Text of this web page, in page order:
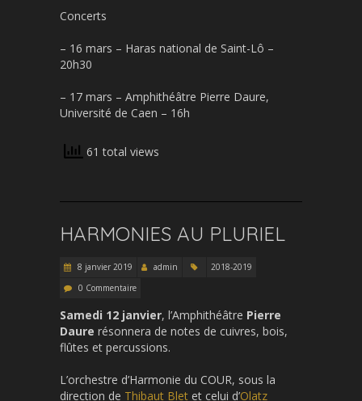
Concerts
– 16 mars – Haras national de Saint-Lô –
20h30
– 17 mars – Amphithéâtre Pierre Daure,
Université de Caen – 16h
61 total views
HARMONIES AU PLURIEL
8 janvier 2019 admin
2018-2019
0 Commentaire
Samedi 12 janvier, l’Amphithéâtre Pierre
Daure résonnera de notes de cuivres, bois,
flûtes et percussions.
L’orchestre d’Harmonie du COUR, sous la
direction de Thibaut Blet et celui d’Olatz